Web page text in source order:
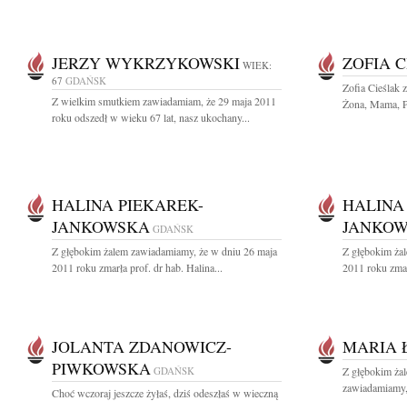
JERZY WYKRZYKOWSKI WIEK:
67 GDAŃSK
Z wielkim smutkiem zawiadamiam, że 29 maja 2011
roku odszedł w wieku 67 lat, nasz ukochany...
ZOFIA
Zofia Cieślak
Żona, Mama,
HALINA PIEKAREK-
JANKOWSKA GDAŃSK
Z głębokim żalem zawiadamiamy, że w dniu 26 maja
2011 roku zmarła prof. dr hab. Halina...
Z głębokim
2011 roku
JOLANTA ZDANOWICZ-
PIWKOWSKA GDAŃSK
Choć wczoraj jeszcze żyłaś, dziś odeszłaś w wieczną
MARIA
Z głębokim